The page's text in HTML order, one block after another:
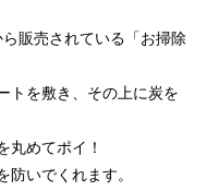
販売されている「お掃除
トを敷き、その上に炭を
丸めてポイ！
防いでくれます。